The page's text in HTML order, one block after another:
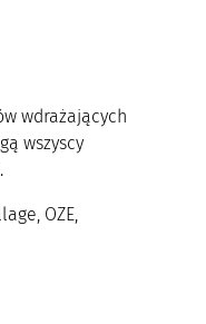
wdrażających
wszyscy
OZE,